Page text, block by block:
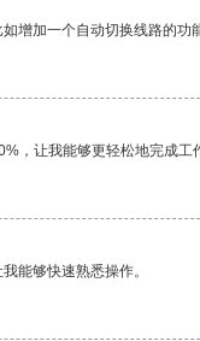
增加一个自动切换线路的功
，让我能够更轻松地完成工
能够快速熟悉操作。